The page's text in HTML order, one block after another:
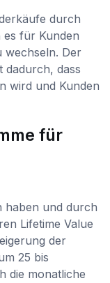
durch
es für Kunden
wechseln. Der
dadurch, dass
wird und Kunden
für
haben und durch
Lifetime Value
der
25 bis
die monatliche